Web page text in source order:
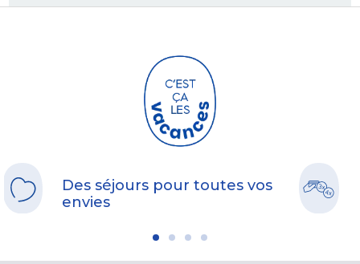
Des séjours pour toutes vos
envies